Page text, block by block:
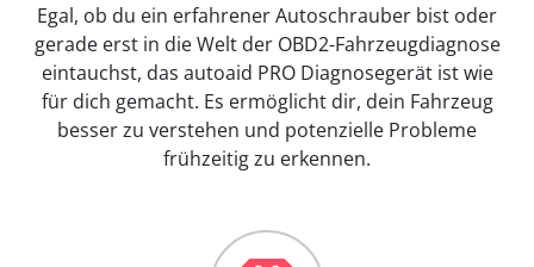
Egal, ob du ein erfahrener Autoschrauber bist oder
gerade erst in die Welt der OBD2-Fahrzeugdiagnose
eintauchst, das autoaid PRO Diagnosegerät ist wie
für dich gemacht. Es ermöglicht dir, dein Fahrzeug
besser zu verstehen und potenzielle Probleme
frühzeitig zu erkennen.